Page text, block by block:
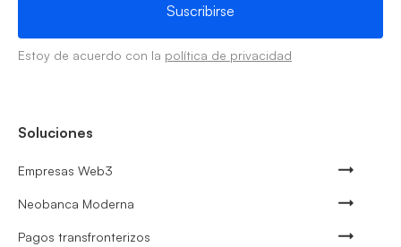
Estoy de acuerdo con la política de privacidad
Soluciones
Empresas Web3
Neobanca Moderna
Pagos transfronterizos